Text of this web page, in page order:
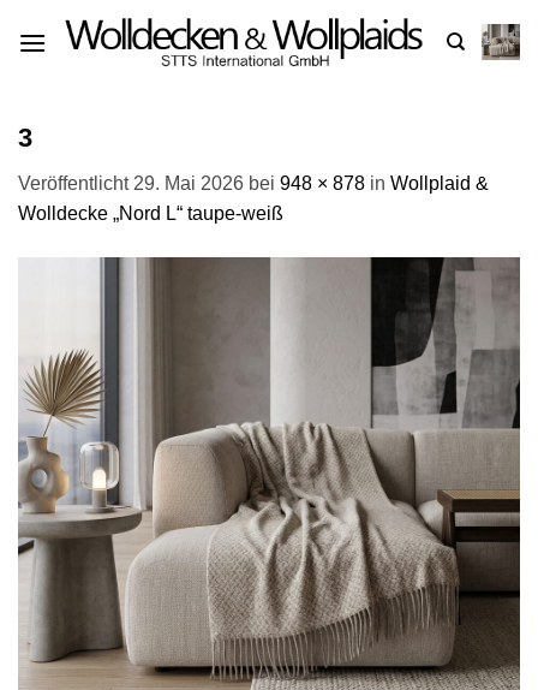
Inhalt
3
Veröffentlicht 29. Mai 2026 bei 948 × 878 in Wollplaid &
Wolldecke „Nord L“ taupe-weiß